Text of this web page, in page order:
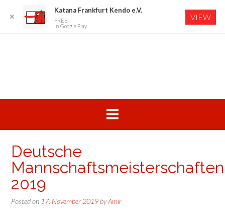
Deutsche
Mannschaftsmeisterschaften
2019
Posted on 17. November 2019 byAmir
✕
Katana Frankfurt Kendo e.V.
FREE
In Google Play
VIEW